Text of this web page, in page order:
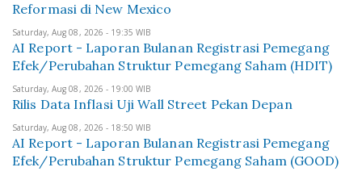
Reformasi di New Mexico
Saturday, Aug 08, 2026 - 19:35 WIB
AI Report - Laporan Bulanan Registrasi Pemegang
Efek/Perubahan Struktur Pemegang Saham (HDIT)
Saturday, Aug 08, 2026 - 19:00 WIB
Rilis Data Inflasi Uji Wall Street Pekan Depan
Saturday, Aug 08, 2026 - 18:50 WIB
AI Report - Laporan Bulanan Registrasi Pemegang
Efek/Perubahan Struktur Pemegang Saham (GOOD)